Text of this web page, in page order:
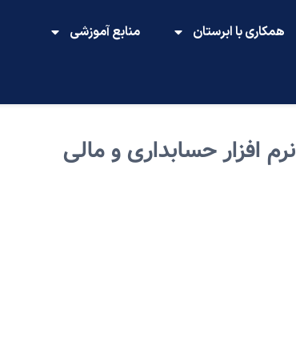
همکاری با ابرستان منابع آموزشی
نرم افزار حسابداری و مالی